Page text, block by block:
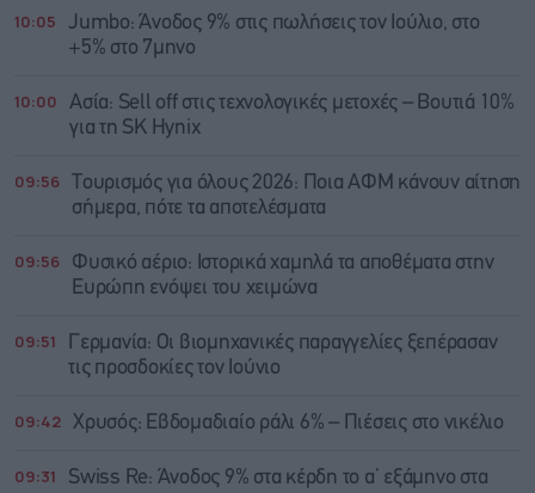
10:05
Jumbo: Άνοδος 9% στις πωλήσεις τον Ιούλιο, στο
+5% στο 7μηνο
10:00
Ασία: Sell off στις τεχνολογικές μετοχές – Βουτιά 10%
για τη SK Hynix
09:56
Τουρισμός για όλους 2026: Ποια ΑΦΜ κάνουν αίτηση
σήμερα, πότε τα αποτελέσματα
09:56
Φυσικό αέριο: Ιστορικά χαμηλά τα αποθέματα στην
Ευρώπη ενόψει του χειμώνα
09:51
Γερμανία: Οι βιομηχανικές παραγγελίες ξεπέρασαν
τις προσδοκίες τον Ιούνιο
09:42 Χρυσός: Εβδομαδιαίο ράλι 6% – Πιέσεις στο νικέλιο
09:31 Swiss Re: Άνοδος 9% στα κέρδη το α’ εξάμηνο στα